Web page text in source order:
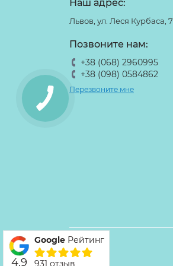
Наш адрес:
Львов, ул. Леся Курбаса, 7
Позвоните нам:
+38 (068) 2960995
+38 (098) 0584862
Перезвоните мне
4.9
Google Рейтинг
931 отзыв